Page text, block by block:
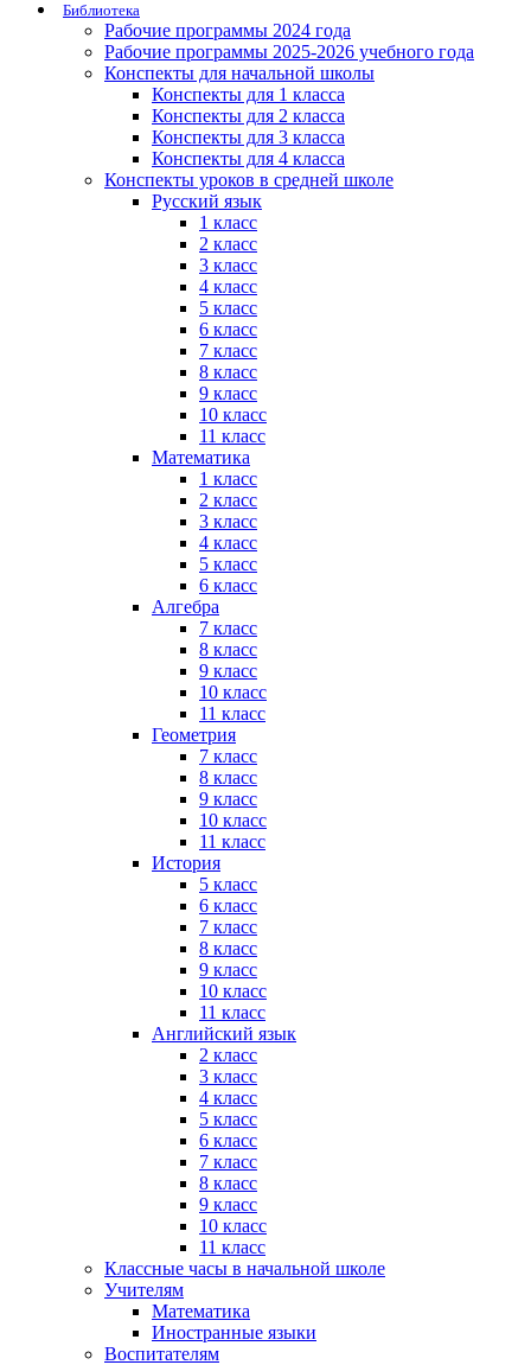
Библиотека
Рабочие программы 2024 года
Рабочие программы 2025-2026 учебного года
Конспекты для начальной школы
Конспекты для 1 класса
Конспекты для 2 класса
Конспекты для 3 класса
Конспекты для 4 класса
Конспекты уроков в средней школе
Русский язык
1 класс
2 класс
3 класс
4 класс
5 класс
6 класс
7 класс
8 класс
9 класс
10 класс
11 класс
Математика
1 класс
2 класс
3 класс
4 класс
5 класс
6 класс
Алгебра
7 класс
8 класс
9 класс
10 класс
11 класс
Геометрия
7 класс
8 класс
9 класс
10 класс
11 класс
История
5 класс
6 класс
7 класс
8 класс
9 класс
10 класс
11 класс
Английский язык
2 класс
3 класс
4 класс
5 класс
6 класс
7 класс
8 класс
9 класс
10 класс
11 класс
Классные часы в начальной школе
Учителям
Математика
Иностранные языки
Воспитателям